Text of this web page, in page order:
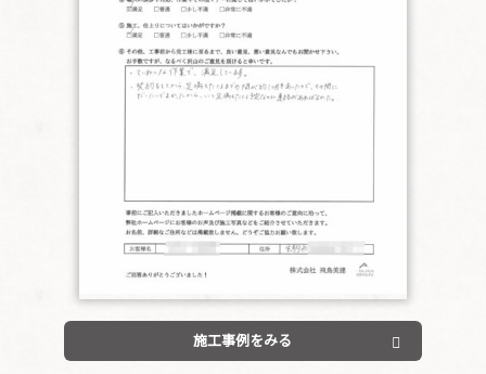
施工事例をみる